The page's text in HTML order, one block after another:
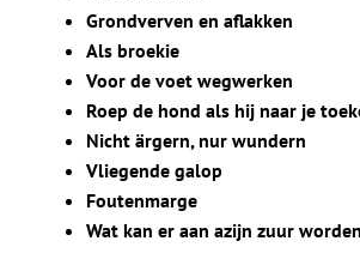
Grondverven en aflakken
Als broekie
Voor de voet wegwerken
Roep de hond als hij naar je
Nicht ärgern, nur wundern
Vliegende galop
Foutenmarge
Wat kan er aan azijn zuur